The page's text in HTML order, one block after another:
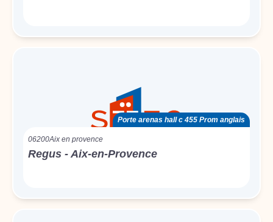
Porte arenas hall c 455 Prom anglais
06200Aix en provence
Regus - Aix-en-Provence